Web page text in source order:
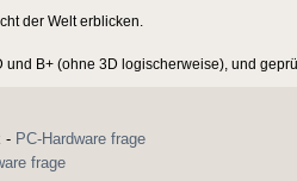
der Welt erblicken.
B+ (ohne 3D logischerweise), und
- PC-Hardware frage
frage